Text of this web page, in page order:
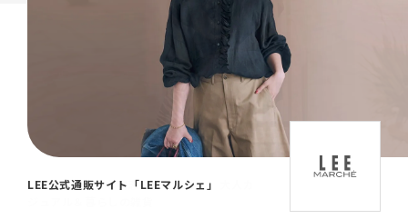
「LEE DAYS」本物志向にときめく。大人カ